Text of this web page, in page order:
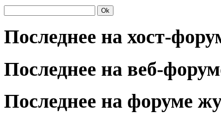
Последнее на хост-
Последнее на веб-
Последнее на форуме